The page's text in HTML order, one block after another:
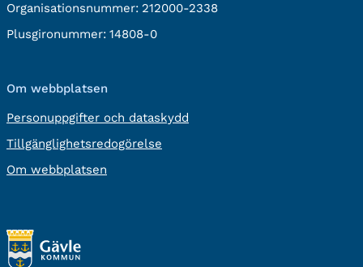
Organisationsnummer: 212000-2338
Plusgironummer: 14808-0
Om webbplatsen
Personuppgifter och dataskydd
Tillgänglighetsredogörelse
Om webbplatsen